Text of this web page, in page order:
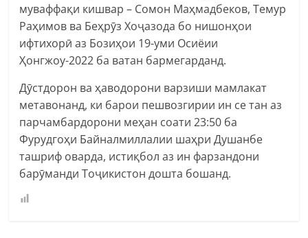
муваффақи кишвар – Сомон Маҳмадбеков, Темур
Раҳимов ва Беҳрӯз Хоҷазода бо нишонҳои
ифтихорӣ аз Бозиҳои 19-уми Осиёии
Ҳонгжоу-2022 ба ватан бармегарданд.
Дӯстдорон ва ҳаводорони варзиши мамлакат
метавонанд, ки барои пешвозгирии ин се тан аз
парчамбардорони меҳан соати 23:50 ба
Фурудгоҳи Байналмиллалии шаҳри Душанбе
ташриф оварда, истиқбол аз ин фарзандони
барӯманди Тоҷикистон дошта бошанд.